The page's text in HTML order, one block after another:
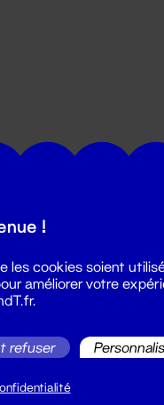
du Grand
!
les cookies soient
améliorer votre
refuser